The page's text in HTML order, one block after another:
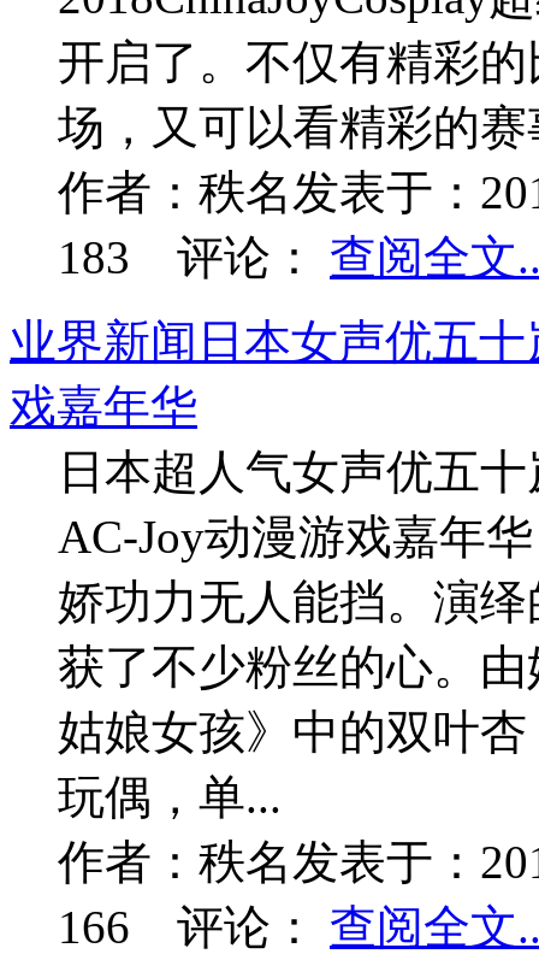
开启了。不仅有精彩
场，又可以看精彩的赛
作者： 秩名发表于：
183 评论：
查阅全文
业界新闻 日本女声优五
戏嘉年华
日本超人气女声优五
AC-Joy动漫游戏嘉年
娇功力无人能挡。演
获了不少粉丝的心。
姑娘女孩》中的双叶
玩偶，单...
作者： 秩名发表于：
166 评论：
查阅全文